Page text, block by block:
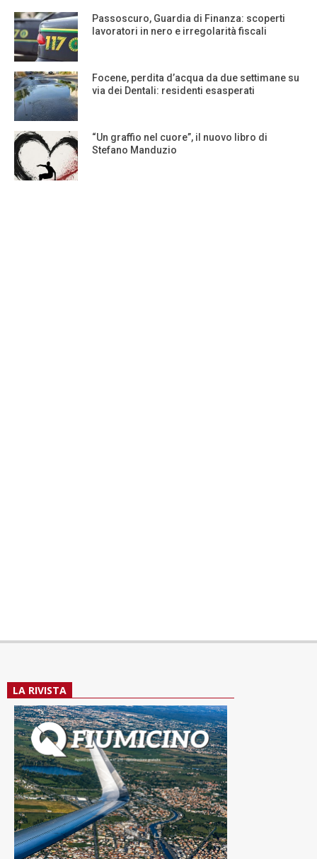
Passoscuro, Guardia di Finanza: scoperti
lavoratori in nero e irregolarità fiscali
Focene, perdita d’acqua da due settimane su
via dei Dentali: residenti esasperati
“Un graffio nel cuore”, il nuovo libro di
Stefano Manduzio
LA RIVISTA